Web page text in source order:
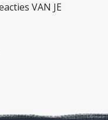
VAN JE